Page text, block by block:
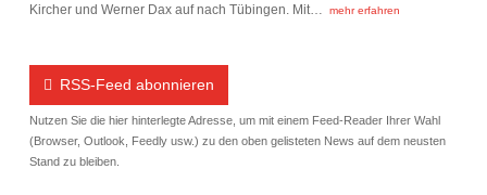
Kircher und Werner Dax auf nach Tübingen. Mit…
mehr erfahren
RSS-Feed abonnieren
Nutzen Sie die hier hinterlegte Adresse, um mit einem Feed-Reader Ihrer Wahl
(Browser, Outlook, Feedly usw.) zu den oben gelisteten News auf dem neusten
Stand zu bleiben.